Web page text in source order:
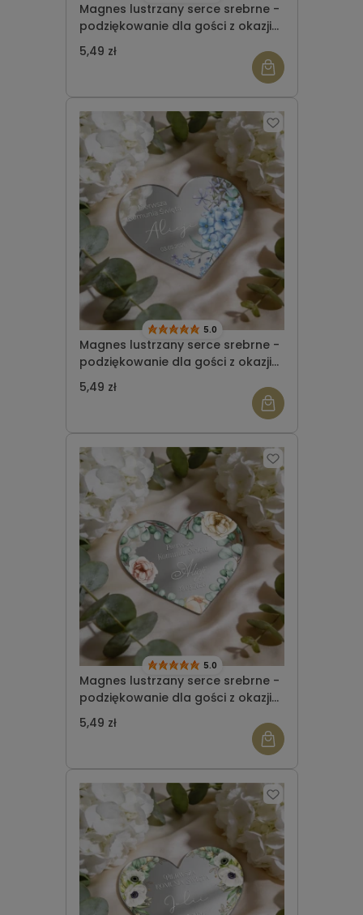
Magnes lustrzany serce srebrne -
podziękowanie dla gości z okazji
Komunii Świętej wzór 1
5,49 zł
Magnes lustrzany serce srebrne -
podziękowanie dla gości z okazji
Komunii Świętej wzór 2
5.0
5,49 zł
Magnes lustrzany serce srebrne -
podziękowanie dla gości z okazji
Komunii Świętej wzór 3
5.0
5,49 zł